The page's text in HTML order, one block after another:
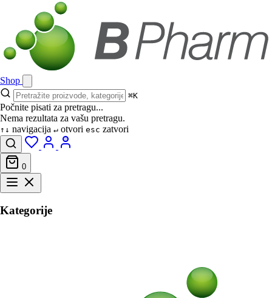
Shop
⌘K
Počnite pisati za pretragu...
Nema rezultata za vašu pretragu.
↑↓ navigacija ↵ otvori esc zatvori
0
Kategorije